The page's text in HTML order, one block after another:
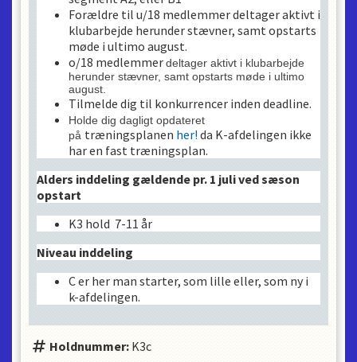
Forældre til u/18 medlemmer deltager aktivt i
klubarbejde herunder stævner, samt opstarts
møde i ultimo august.
o/18 medlemmerdeltager aktivt i klubarbejde
herunder stævner, samt opstarts møde i ultimo
august
Tilmelde dig til konkurrencer inden deadline.
Holde dig dagligt opdateret
på træningsplanen her! da K-afdelingen ikke
har en fast træningsplan.
Alders inddeling gældende pr. 1 juli ved sæson
opstart
K3 hold 7-11 år
Niveau inddeling
C er her man starter, som lille eller, som ny i
k-afdelingen.
Holdnummer: K3c